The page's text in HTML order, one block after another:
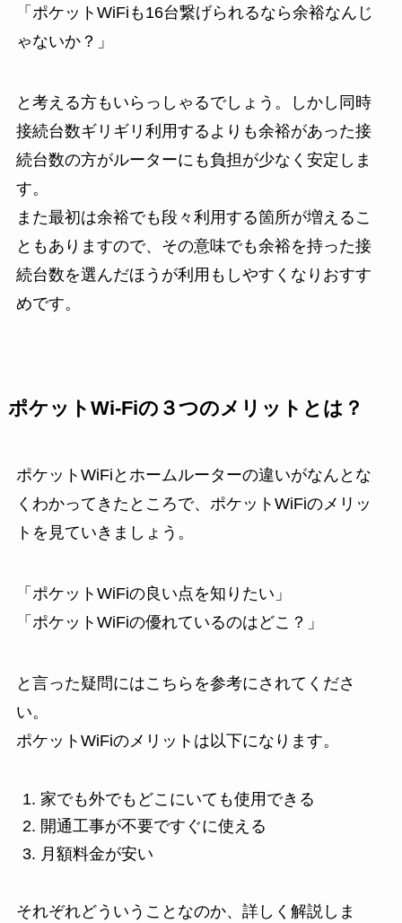
「ポケットWiFiも16台繋げられるなら余裕なんじ
ゃないか？」
と考える方もいらっしゃるでしょう。しかし同時
接続台数ギリギリ利用するよりも余裕があった接
続台数の方がルーターにも負担が少なく安定しま
す。
また最初は余裕でも段々利用する箇所が増えるこ
ともありますので、その意味でも余裕を持った接
続台数を選んだほうが利用もしやすくなりおすす
めです。
ポケットWi-Fiの３つのメリットとは？
ポケットWiFiとホームルーターの違いがなんとな
くわかってきたところで、ポケットWiFiのメリッ
トを見ていきましょう。
「ポケットWiFiの良い点を知りたい」
「ポケットWiFiの優れているのはどこ？」
と言った疑問にはこちらを参考にされてくださ
い。
ポケットWiFiのメリットは以下になります。
家でも外でもどこにいても使用できる
開通工事が不要ですぐに使える
月額料金が安い
それぞれどういうことなのか、詳しく解説しま